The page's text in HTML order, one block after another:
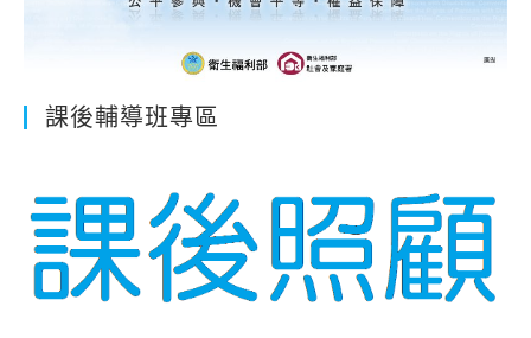
課後輔導班專區